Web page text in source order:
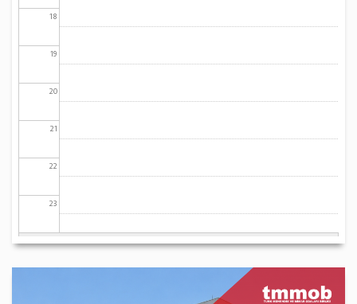
18
19
20
21
22
23